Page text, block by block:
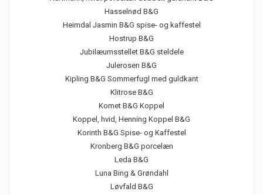
Hasselnød B&G
Heimdal Jasmin B&G spise- og kaffestel
Hostrup B&G
Jubilæumsstellet B&G steldele
Julerosen B&G
Kipling B&G Sommerfugl med guldkant
Klitrose B&G
Komet B&G Koppel
Koppel, hvid, Henning Koppel B&G
Korinth B&G Spise- og Kaffestel
Kronberg B&G porcelæn
Leda B&G
Luna Bing & Grøndahl
Løvfald B&G